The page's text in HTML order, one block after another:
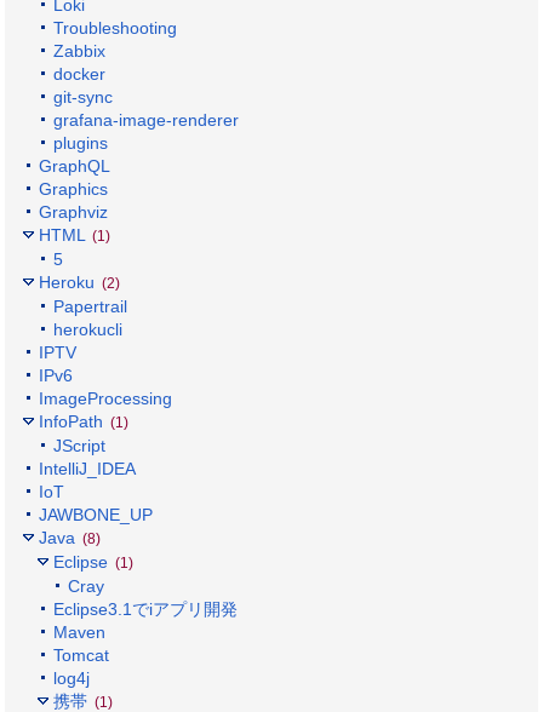
Loki
Troubleshooting
Zabbix
docker
git-sync
grafana-image-renderer
plugins
GraphQL
Graphics
Graphviz
HTML
(1)
5
Heroku (2)
Papertrail
herokucli
IPTV
IPv6
ImageProcessing
InfoPath (1)
JScript
IntelliJ_IDEA
IoT
JAWBONE_UP
Java (8)
Eclipse (1)
Cray
Eclipse3.1でiアプリ開発
Maven
Tomcat
log4j
携帯 (1)